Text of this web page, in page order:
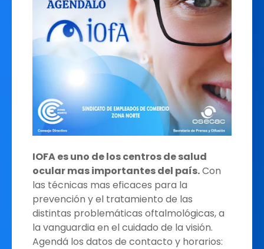
IOFA es uno de los centros de salud
ocular mas importantes del país.Con
las técnicas mas eficaces para la
prevención y el tratamiento de las
distintas problemáticas oftalmológicas, a
la vanguardia en el cuidado de la visión.
Agendá los datos de contacto y horarios: